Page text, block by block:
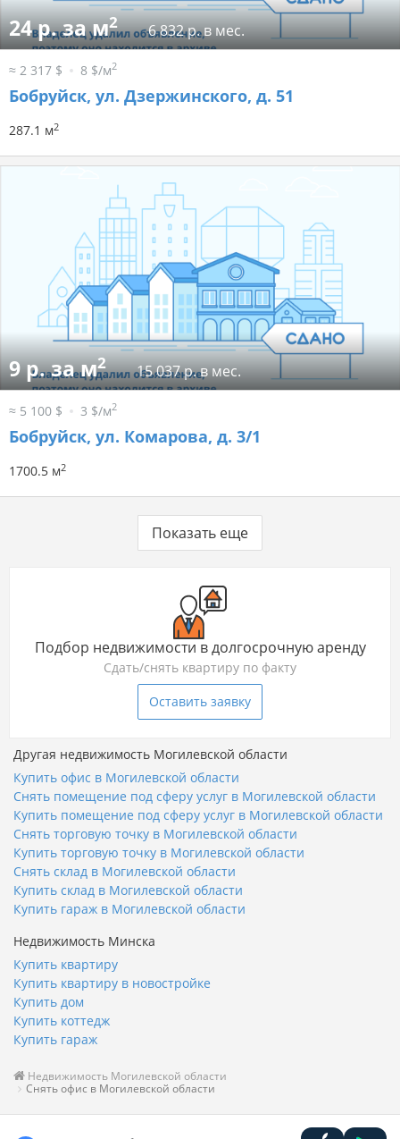
24 р. за м2 6 832 р. в мес.
≈ 2 317 $ 8 $/м2
Бобруйск, ул. Дзержинского, д. 51
287.1 м2
9 р. за м2 15 037 р. в мес.
≈ 5 100 $ 3 $/м2
Бобруйск, ул. Комарова, д. 3/1
1700.5 м2
Показать еще
Подбор недвижимости в долгосрочную аренду
Сдать/снять квартиру по факту
Оставить заявку
Другая недвижимость Могилевской области
Купить офис в Могилевской области
Снять помещение под сферу услуг в Могилевской области
Купить помещение под сферу услуг в Могилевской области
Снять торговую точку в Могилевской области
Купить торговую точку в Могилевской области
Снять склад в Могилевской области
Купить склад в Могилевской области
Купить гараж в Могилевской области
Недвижимость Минска
Купить квартиру
Купить квартиру в новостройке
Купить дом
Купить коттедж
Купить гараж
Недвижимость Могилевской области
Снять офис в Могилевской области